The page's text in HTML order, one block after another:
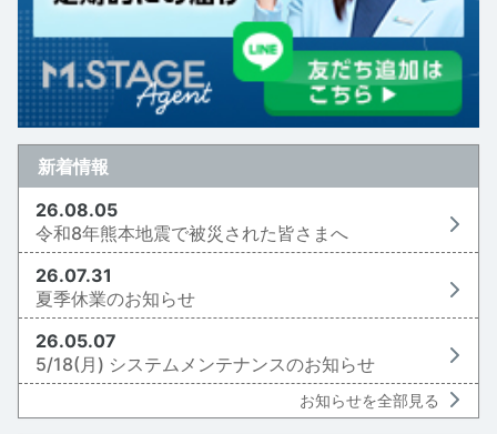
新着情報
26.08.05
令和8年熊本地震で被災された皆さまへ
26.07.31
夏季休業のお知らせ
26.05.07
5/18(月) システムメンテナンスのお知らせ
お知らせを全部見る